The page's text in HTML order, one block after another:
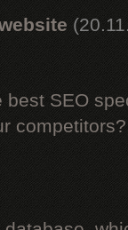
SEO
competitors?